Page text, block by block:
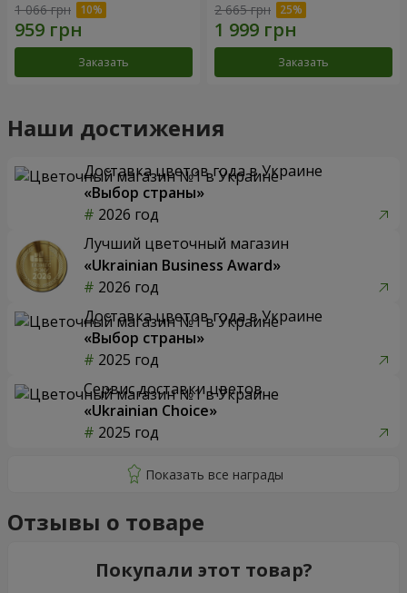
1 066 грн
Заказать
2 665 грн
Заказать
Наши достижения
Доставка цветов года в Украине
«Выбор страны»
2026 год
Лучший цветочный магазин
«Ukrainian Business Award»
2026 год
Доставка цветов года в Украине
«Выбор страны»
2025 год
Сервис доставки цветов
«Ukrainian Choice»
2025 год
Отзывы о товаре
Покупали этот товар?